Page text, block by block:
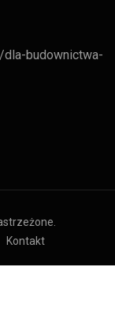
budownictwa-
Kontakt